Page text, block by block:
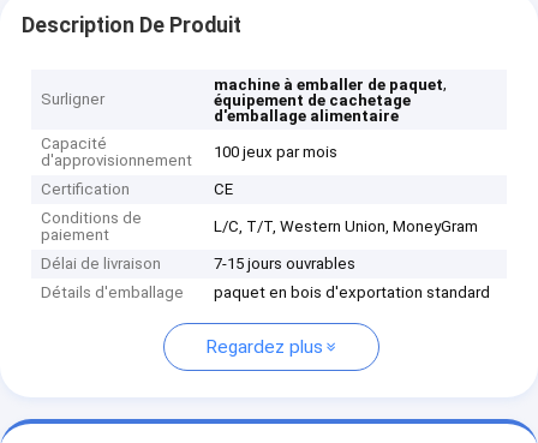
Description De Produit
Surligner
machine à emballer de paquet,
équipement de cachetage
d'emballage alimentaire
Capacité
d'approvisionnement
100 jeux par mois
Certification
CE
Conditions de
paiement
L/C, T/T, Western Union, MoneyGram
Délai de livraison
7-15 jours ouvrables
Détails d'emballage
paquet en bois d'exportation standard
Regardez plus